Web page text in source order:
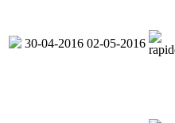
30-04-2016 02-05-2016